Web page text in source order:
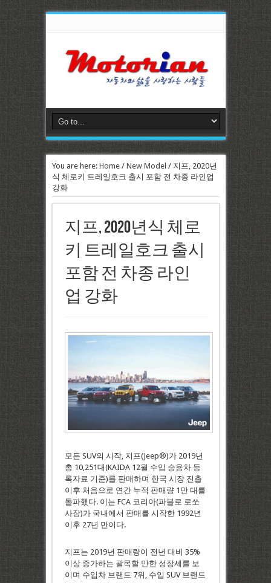
You are here: Home/ New Model / 지프, 2020년
식 체로키 트레일호크 출시 포함 전 차종 라인업
강화
지프, 2020년식 체로
키 트레일호크 출시
포함 전 차종 라인
업 강화
모든 SUV의 시작, 지프(Jeep®)가 2019년
총 10,251대(KAIDA 12월 수입 승용차 등
록자료 기준)를 판매하며 한국 시장 진출
이후 처음으로 연간 누적 판매량 1만 대를
돌파했다. 이는 FCA 코리아(파블로 로쏘
사장)가 국내에서 판매를 시작한 1992년
이후 27년 만이다.
지프는 2019년 판매량이 전년 대비 35%
이상 증가하는 괄목할 만한 성장세를 보
이며 수입차 브랜드 7위, 수입 SUV 브랜드